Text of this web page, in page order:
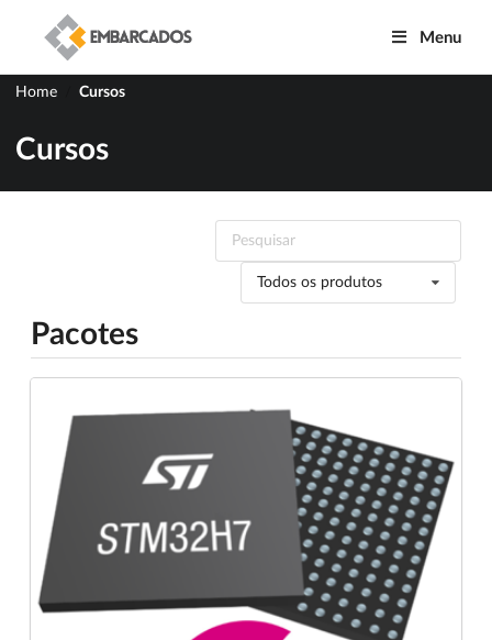
Menu
Home Cursos
Cursos
Todos os produtos
Pacotes